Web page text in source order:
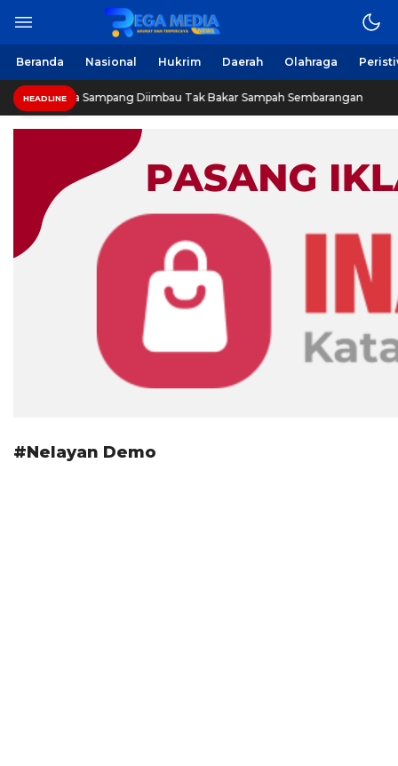
Regamedianews.com
Berita Harian Online
Beranda Nasional Hukrim Daerah Olahraga
HEADLINE
Warga Sampang Diimbau Tak Bakar Sampah Sembarangan
#Nelayan Demo